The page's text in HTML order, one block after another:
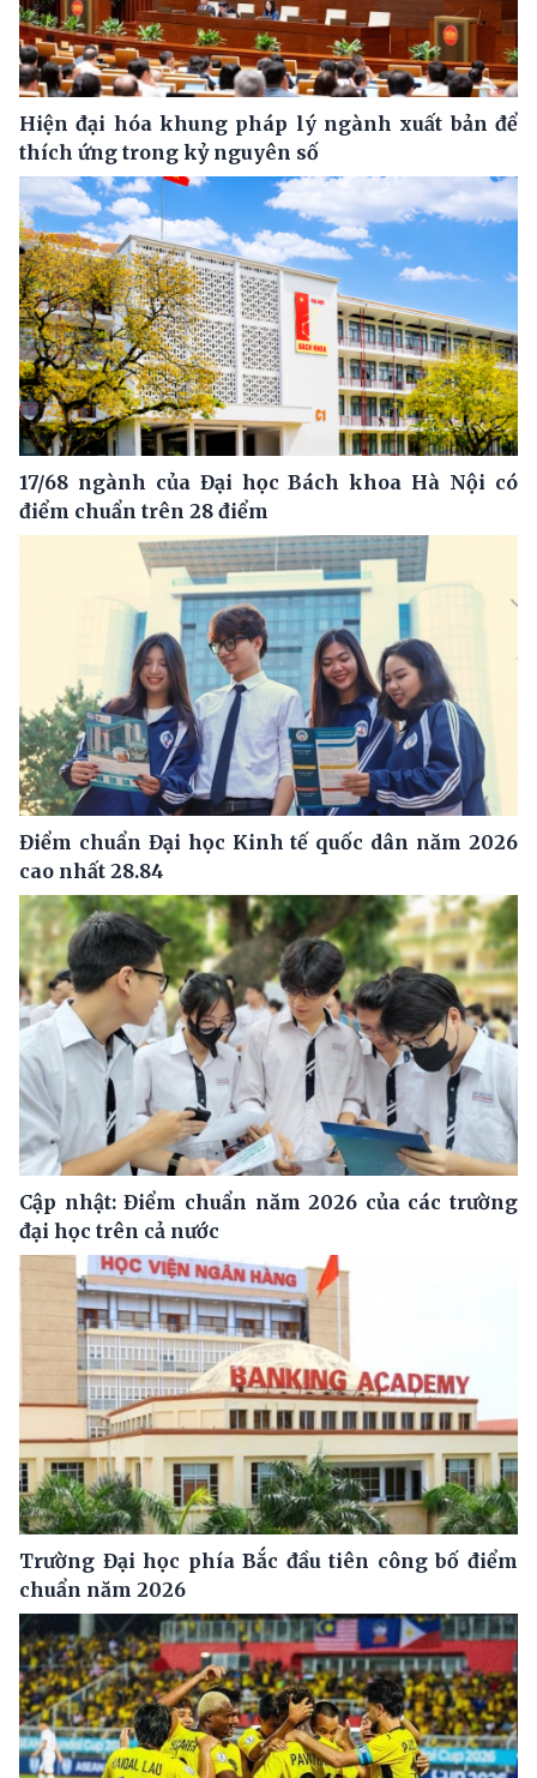
Hiện đại hóa khung pháp lý ngành xuất bản để
thích ứng trong kỷ nguyên số
17/68 ngành của Đại học Bách khoa Hà Nội có
điểm chuẩn trên 28 điểm
Điểm chuẩn Đại học Kinh tế quốc dân năm 2026
cao nhất 28.84
Cập nhật: Điểm chuẩn năm 2026 của các trường
đại học trên cả nước
Trường Đại học phía Bắc đầu tiên công bố điểm
chuẩn năm 2026